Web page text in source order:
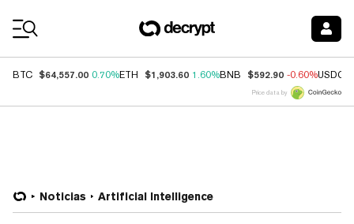
BTC $64,557.00 0.70%ETH $1,903.60 1.60%BNB $592.90 -0.60%USDC
Price data by
Noticias Artificial Intelligence